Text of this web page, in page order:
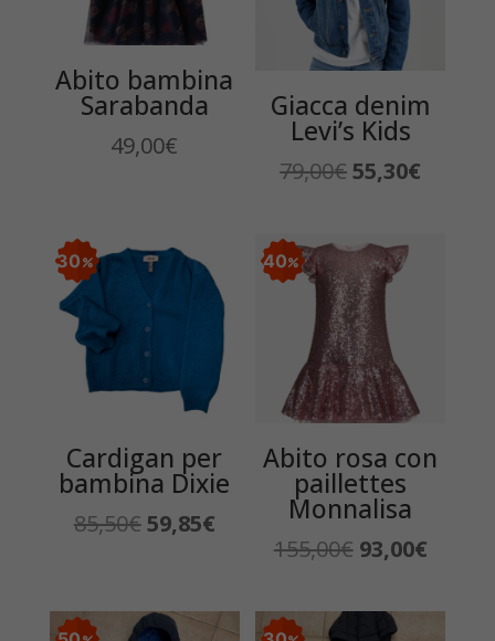
Abito bambina
Sarabanda
49,00€
Giacca denim
Levi’s Kids
79,00€Il
era:
79,00€.
55,30€
30
Cardigan per
bambina Dixie
85,50€Il
era:
59,85€Il
prezzo
è:
40
Abito rosa con
paillettes
Monnalisa
155,00€ Il
originale
era:
93,00€Il